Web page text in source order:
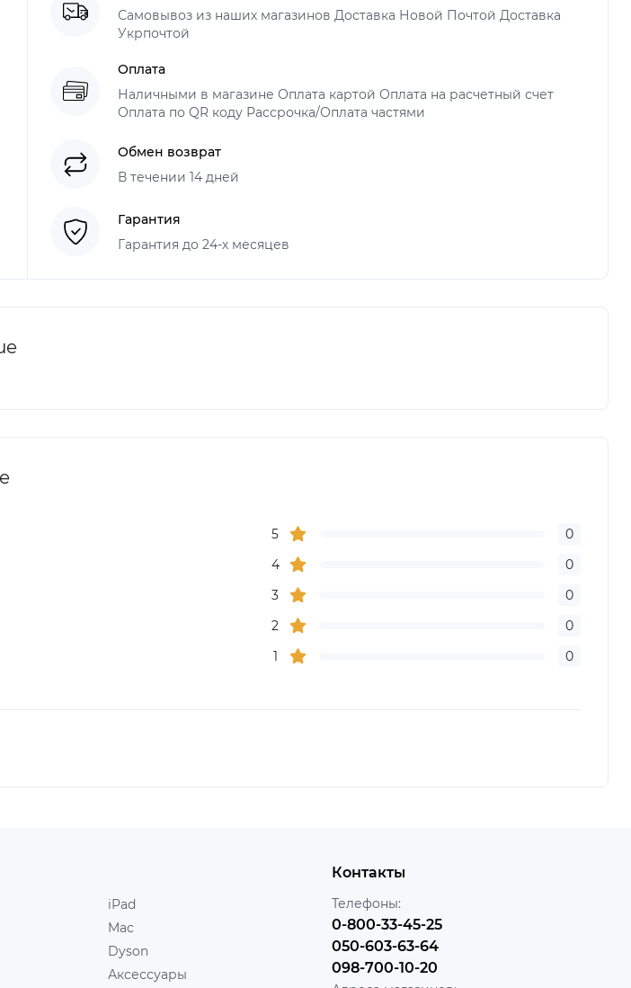
Самовывоз из наших магазинов Доставка Новой Почтой Доставка
Укрпочтой
Оплата
Наличными в магазине Оплата картой Оплата на расчетный счет
Оплата по QR коду Рассрочка/Оплата частями
Обмен возврат
В течении 14 дней
Гарантия
Гарантия до 24-х месяцев
5
0
4
0
3
0
2
0
1
0
iPad
Mac
Dyson
Аксессуары
Контакты
Телефоны:
0-800-33-45-25
050-603-63-64
098-700-10-20